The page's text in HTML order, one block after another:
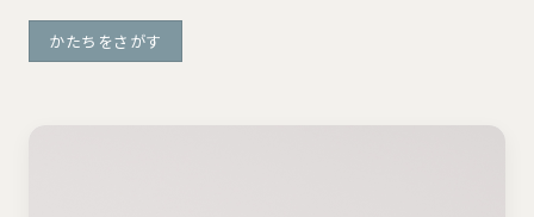
かたちをさがす